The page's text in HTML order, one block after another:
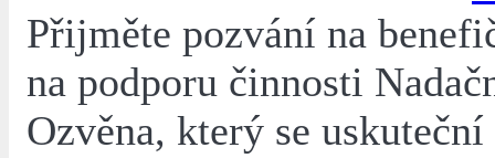
Přijměte pozvání na
na podporu činnosti
Ozvěna, který se